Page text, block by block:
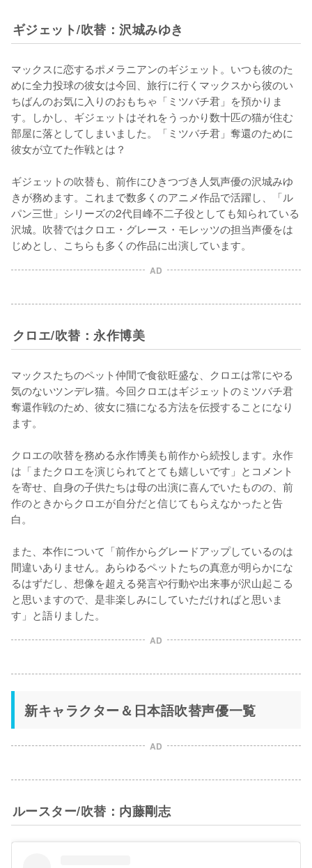
ギジェット/吹替：沢城みゆき
マックスに恋するポメラニアンのギジェット。いつも彼のた
めに全力投球の彼女は今回、旅行に行くマックスから彼のい
ちばんのお気に入りのおもちゃ「ミツバチ君」を預かりま
す。しかし、ギジェットはそれをうっかり数十匹の猫が住む
部屋に落としてしまいました。「ミツバチ君」奪還のために
彼女が立てた作戦とは？
ギジェットの吹替も、前作にひきつづき人気声優の沢城みゆ
きが務めます。これまで数多くのアニメ作品で活躍し、「ル
パン三世」シリーズの2代目峰不二子役としても知られている
沢城。吹替ではクロエ・グレース・モレッツの担当声優をは
じめとし、こちらも多くの作品に出演しています。
AD
クロエ/吹替：永作博美
マックスたちのペット仲間で食欲旺盛な、クロエは常にやる
気のないツンデレ猫。今回クロエはギジェットのミツバチ君
奪還作戦のため、彼女に猫になる方法を伝授することになり
ます。
クロエの吹替を務める永作博美も前作から続投します。永作
は「またクロエを演じられてとても嬉しいです」とコメント
を寄せ、自身の子供たちは母の出演に喜んでいたものの、前
作のときからクロエが自分だと信じてもらえなかったと告
白。
また、本作について「前作からグレードアップしているのは
間違いありません。あらゆるペットたちの真意が明らかにな
るはずだし、想像を超える発言や行動や出来事が沢山起こる
と思いますので、是非楽しみにしていただければと思いま
す」と語りました。
AD
新キャラクター＆日本語吹替声優一覧
AD
ルースター/吹替：内藤剛志